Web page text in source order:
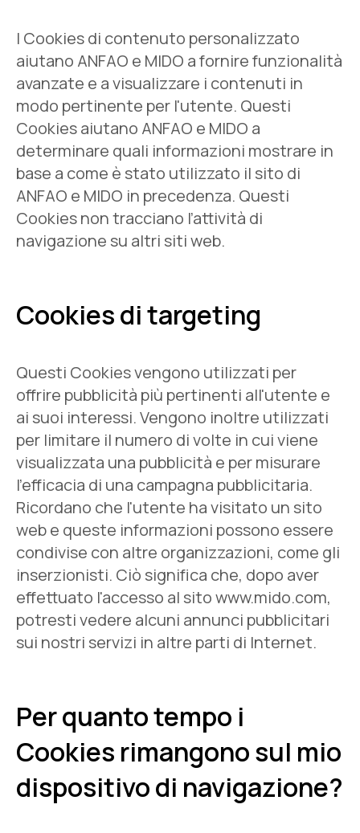
I Cookies di contenuto personalizzato
aiutano ANFAO e MIDO a fornire funzionalità
avanzate e a visualizzare i contenuti in
modo pertinente per l'utente. Questi
Cookies aiutano ANFAO e MIDO a
determinare quali informazioni mostrare in
base a come è stato utilizzato il sito di
ANFAO e MIDO in precedenza. Questi
Cookies non tracciano l’attività di
navigazione su altri siti web.
Cookies di targeting
Questi Cookies vengono utilizzati per
offrire pubblicità più pertinenti all'utente e
ai suoi interessi. Vengono inoltre utilizzati
per limitare il numero di volte in cui viene
visualizzata una pubblicità e per misurare
l'efficacia di una campagna pubblicitaria.
Ricordano che l'utente ha visitato un sito
web e queste informazioni possono essere
condivise con altre organizzazioni, come gli
inserzionisti. Ciò significa che, dopo aver
effettuato l'accesso al sito www.mido.com,
potresti vedere alcuni annunci pubblicitari
sui nostri servizi in altre parti di Internet.
Per quanto tempo i
Cookies rimangono sul mio
dispositivo di navigazione?